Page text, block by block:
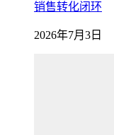
销售转化闭环
2026年7月3日